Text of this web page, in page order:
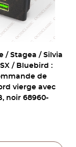
/ Stagea / Silvia
/ Bluebird :
de
vierge avec
noir 68960-